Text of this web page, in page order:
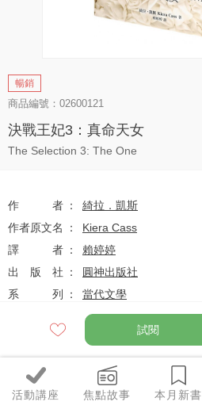
活動講座 焦點故事 本月新書
暢銷
商品編號：02600121
決戰王妃3：真命天女
The Selection 3: The One
作者
綺拉．凱斯
作者原文名
Kiera Cass
譯者
賴婷婷
出版社
圓神出版社
系列
當代文學
2014-05-06
定價 $320
試閱